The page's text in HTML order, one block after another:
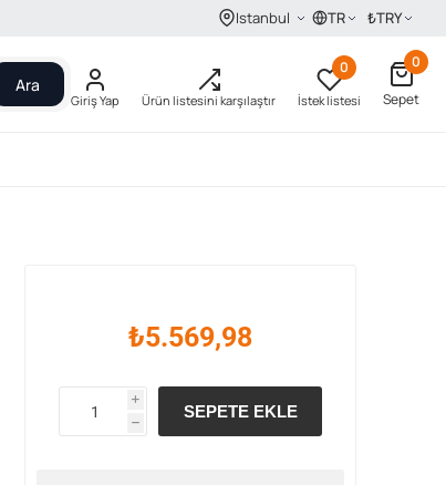
Istanbul TR ₺TRY
Ara
Giriş Yap Ürün listesini karşılaştır İstek listesi
0
0
Sepet
₺5.569,98
i
h
SEPETE EKLE